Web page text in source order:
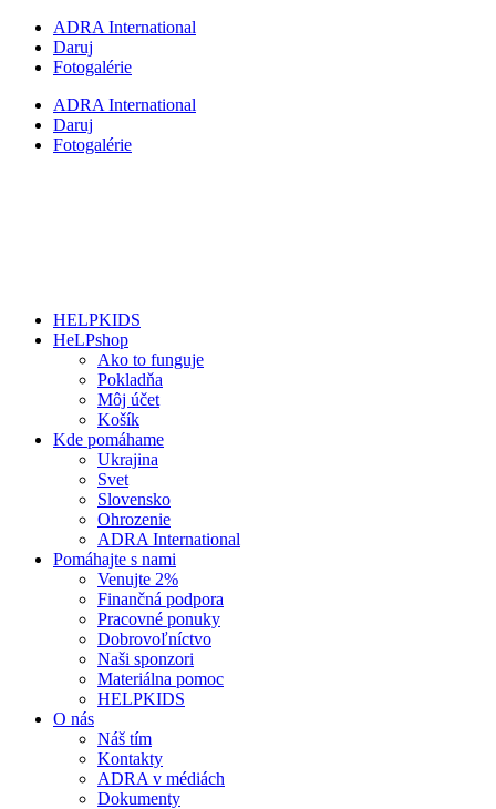
Preskočiť
obsah
ADRA International
Daruj
Fotogalérie
ADRA International
Daruj
Fotogalérie
HELPKIDS
HeLPshop
Ako to funguje
Pokladňa
Môj účet
Košík
Kde pomáhame
Ukrajina
Svet
Slovensko
Ohrozenie
ADRA International
Pomáhajte s nami
Venujte 2%
Finančná podpora
Pracovné ponuky
Dobrovoľníctvo
Naši sponzori
Materiálna pomoc
HELPKIDS
O nás
Náš tím
Kontakty
ADRA v médiách
Dokumenty